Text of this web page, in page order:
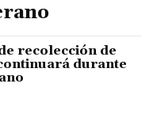
recolección de
durante